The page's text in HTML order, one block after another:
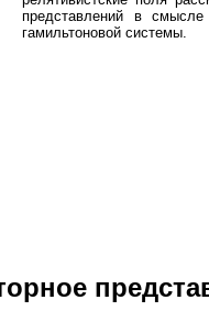
представлений в
гамильтоновой системы.